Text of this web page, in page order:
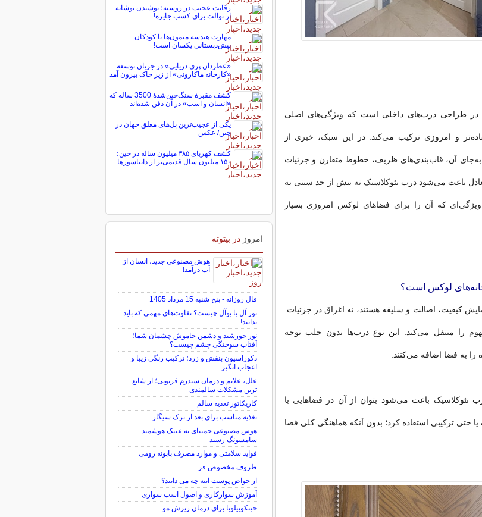
در طراحی درب‌های داخلی است که ویژگی‌های اصلی
و امروزی ترکیب می‌کند. در این سبک، خبری از
آن، قاب‌بندی‌های ظریف، خطوط متقارن و جزئیات
باعث می‌شود درب نئوکلاسیک نه بیش از حد سنتی به
ویژگی‌ای که آن را برای فضاهای لوکس امروزی بسیار
لوکس است؟
کیفیت، اصالت و سلیقه هستند، نه اغراق در جزئیات.
را منتقل می‌کند. این نوع درب‌ها بدون جلب توجه
به فضا اضافه می‌کنند.
نئوکلاسیک باعث می‌شود بتوان از آن در فضاهایی با
حتی ترکیبی استفاده کرد؛ بدون آنکه هماهنگی کلی فضا
رقابت عجیب در روسیه؛ نوشیدن نوشابه
از توالت برای کسب جایزه!
مهارت هندسه میمون‌ها با کودکان
پیش‌دبستانی یکسان است!
«عطردان پری دریایی» در جریان توسعه
«کارخانه ماکارونی» از زیر خاک بیرون آمد
کشف مقبرۀ سنگ‌چین‌شدۀ 3500 ساله که
«انسان و اسب» در آن دفن شده‌اند
یکی از عجیب‌ترین پل‌های معلق جهان در
چین/ عکس
کشف کهربای ۳۸۵ میلیون ساله در چین؛
۱۵۰ میلیون سال قدیمی‌تر از دایناسورها
امروز در بیتوته
هوش مصنوعی جدید، انسان از
آب درآمد!
فال روزانه - پنج شنبه 15 مرداد 1405
تور آل یا یوآل چیست؟ تفاوت‌های مهمی که باید
بدانید!
نور خورشید و دشمن خاموش چشمان شما؛
آفتاب سوختگی چشم چیست؟
دکوراسیون بنفش و زرد؛ ترکیب رنگی زیبا و
اعجاب انگیز
علل، علایم و درمان سندرم فرتوتی؛ از شایع
ترین مشکلات سالمندی
کاریکاتور تغذیه سالم
تغذیه مناسب برای بعد از ترک سیگار
هوش مصنوعی جمینای به عینک هوشمند
سامسونگ رسید
فواید سلامتی و موارد مصرف بابونه رومی
ظروف مخصوص فر
از خواص پوست انبه چه می دانید؟
آموزش سوارکاری و اصول اسب سواری
جینکوبیلوبا برای درمان ریزش مو